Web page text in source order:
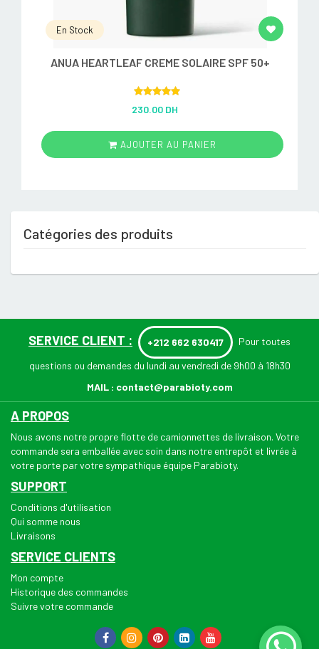
En Stock
ANUA HEARTLEAF CREME SOLAIRE SPF 50+
out of 5
230.00 DH
AJOUTER AU PANIER
Catégories des produits
SERVICE CLIENT : +212 662 630417 Pour toutes
questions ou demandes du lundi au vendredi de 9h00 à 18h30
MAIL : contact@parabioty.com
A PROPOS
Nous avons notre propre flotte de camionnettes de livraison. Votre
commande sera emballée avec soin dans notre entrepôt et livrée à
votre porte par votre sympathique équipe Parabioty.
SUPPORT
Conditions d'utilisation
Qui somme nous
Livraisons
SERVICE CLIENTS
Mon compte
Historique des commandes
Suivre votre commande